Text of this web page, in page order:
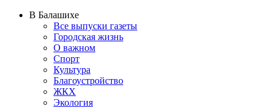
В Балашихе
Все выпуски газеты
Городская жизнь
О важном
Спорт
Культура
Благоустройство
ЖКХ
Экология